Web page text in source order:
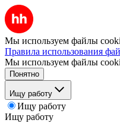
Мы используем файлы
Правила использования
Мы используем файлы
Понятно
Ищу работу
Ищу работу
Ищу работу